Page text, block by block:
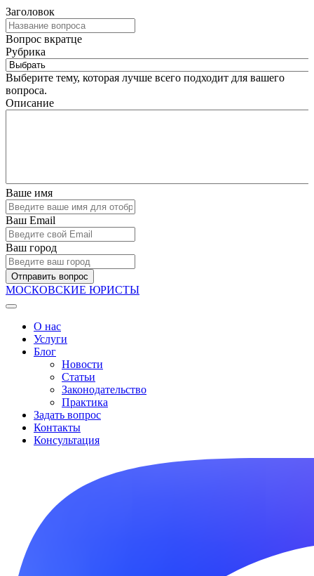
Заголовок
Вопрос вкратце
Рубрика
Выберите тему, которая лучше всего подходит для вашего
вопроса.
Описание
Ваше имя
Ваш Email
Ваш город
Отправить вопрос
МОСКОВСКИЕ ЮРИСТЫ
О нас
Услуги
Блог
Новости
Статьи
Законодательство
Практика
Задать вопрос
Контакты
Консультация